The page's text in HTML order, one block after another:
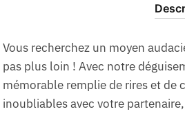
Vous recherchez un moyen
pas plus loin ! Avec notre
mémorable remplie de rires et de
inoubliables avec votre